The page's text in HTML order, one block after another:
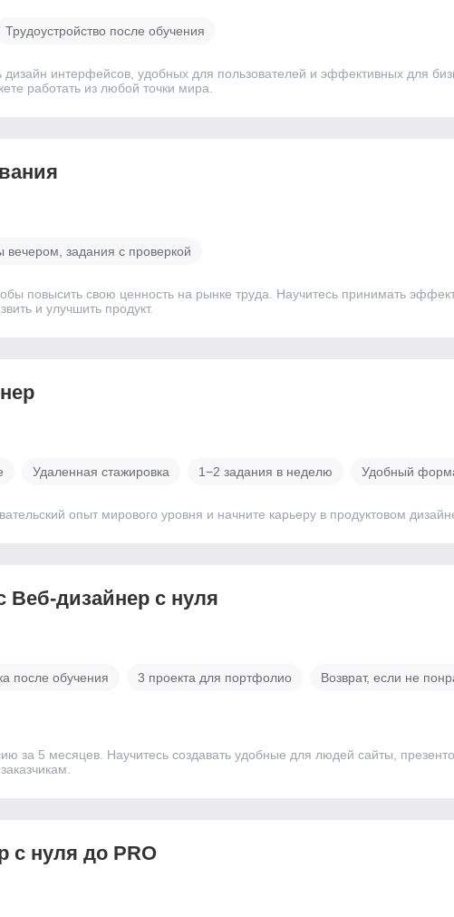
Трудоустройство после обучения
дизайн интерфейсов, удобных для пользователей и эффективных для
работать из любой точки мира.
вечером, задания с проверкой
повысить свою ценность на рынке труда. Научитесь принимать
и улучшить продукт.
Удаленная стажировка 1−2 задания в неделю Удобный
опыт мирового уровня и начните карьеру в продуктовом
Веб-дизайнер с нуля
после обучения 3 проекта для портфолио Возврат, если не
за 5 месяцев. Научитесь создавать удобные для людей сайты,
с нуля до PRO